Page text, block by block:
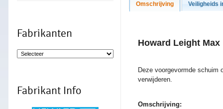
Fabrikanten
Fabrikant Info
Omschrijving Veiligheids
Howard Leight Max
Deze voorgevormde schuim
verwijderen.
Omschrijving: